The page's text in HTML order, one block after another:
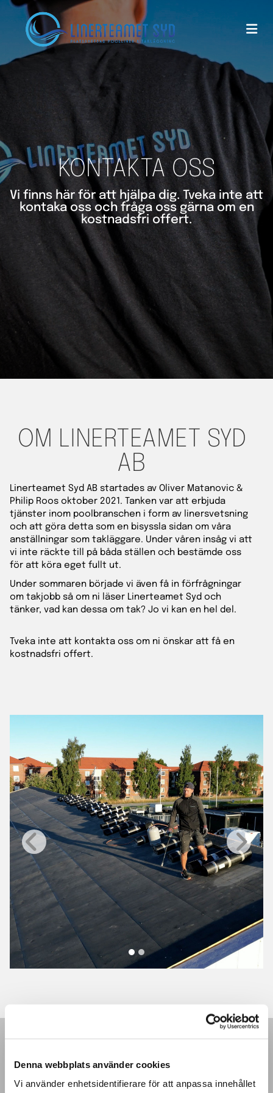
Denna webbplats använder cookies
Vi använder enhetsidentifierare för att anpassa innehållet
KONTAKTA OSS
Vi finns här för att hjälpa dig. Tveka inte att
kontaka oss och fråga oss gärna om en
kostnadsfri offert.
OM LINERTEAMET SYD
AB
Linerteamet Syd AB startades av Oliver Matanovic &
Philip Roos oktober 2021. Tanken var att erbjuda
tjänster inom poolbranschen i form av linersvetsning
och att göra detta som en bisyssla sidan om våra
anställningar som takläggare. Under våren insåg vi att
vi inte räckte till på båda ställen och bestämde oss
för att köra eget fullt ut.
Under sommaren började vi även få in förfrågningar
om takjobb så om ni läser Linerteamet Syd och
tänker, vad kan dessa om tak? Jo vi kan en hel del.
Tveka inte att kontakta oss om ni önskar att få en
kostnadsfri offert.